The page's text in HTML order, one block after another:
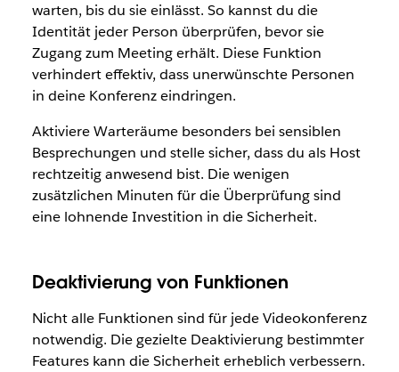
warten, bis du sie einlässt. So kannst du die
Identität jeder Person überprüfen, bevor sie
Zugang zum Meeting erhält. Diese Funktion
verhindert effektiv, dass unerwünschte Personen
in deine Konferenz eindringen.
Aktiviere Warteräume besonders bei sensiblen
Besprechungen und stelle sicher, dass du als Host
rechtzeitig anwesend bist. Die wenigen
zusätzlichen Minuten für die Überprüfung sind
eine lohnende Investition in die Sicherheit.
Deaktivierung von Funktionen
Nicht alle Funktionen sind für jede Videokonferenz
notwendig. Die gezielte Deaktivierung bestimmter
Features kann die Sicherheit erheblich verbessern.